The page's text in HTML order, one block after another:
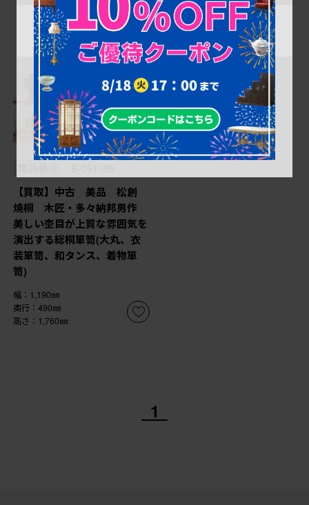
【買取】中古 美品 松創
焼桐 木匠・多々納邦男作
美しい杢目が上質な雰囲気を
演出する総桐箪笥(大丸、衣
装箪笥、和タンス、着物箪
笥)
幅：1,190㎜
奥行：490㎜
高さ：1,760㎜
1